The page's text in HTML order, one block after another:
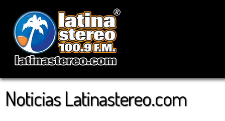
Noticias Latinastereo.com